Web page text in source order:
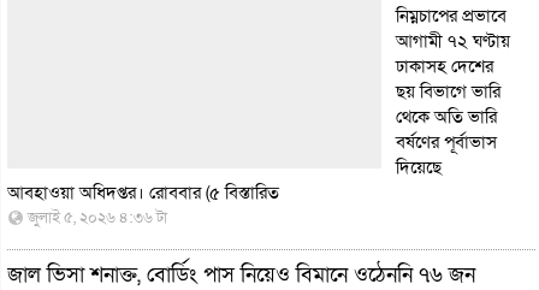
নিম্নচাপের প্রভাবে
আগামী ৭২ ঘণ্টায়
ঢাকাসহ দেশের
ছয় বিভাগে ভারি
থেকে অতি ভারি
বর্ষণের পূর্বাভাস
দিয়েছে
আবহাওয়া অধিদপ্তর। রোববার (৫বিস্তারিত
জুলাই ৫, ২০২৬ ৪:৩৬ টা
জাল ভিসা শনাক্ত, বোর্ডিং পাস নিয়েও বিমানে ওঠেননি ৭৬ জন